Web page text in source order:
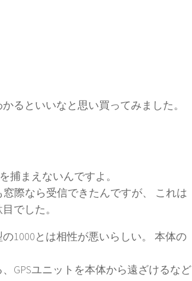
るといいなと思い買ってみました。
捕まえないんですよ。
窓際なら受信できたんですが、 これは
でした。
1000とは相性が悪いらしい。 本体の
GPSユニットを本体から遠ざけるなど